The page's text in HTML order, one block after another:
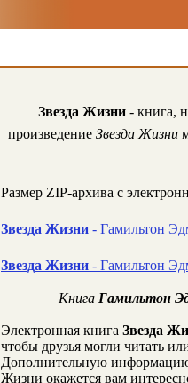
Звезда Жизни - книга,
произведение Звезда Жизни
Размер ZIP-архива c
Звезда Жизни - Гамильтон
Звезда Жизни - Гамильтон
Книга Гамильтон
Электронная книга Звезда
чтобы друзья могли читать
Дополнительную
Жизни окажется вам